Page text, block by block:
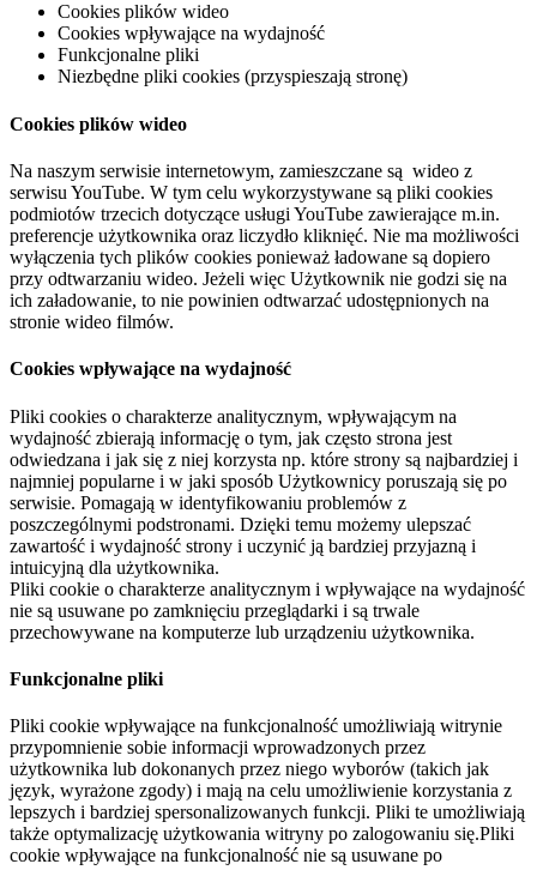
Cookies plików wideo
Cookies wpływające na wydajność
Funkcjonalne pliki
Niezbędne pliki cookies (przyspieszają stronę)
Cookies plików wideo
Na naszym serwisie internetowym, zamieszczane są wideo z
serwisu YouTube. W tym celu wykorzystywane są pliki cookies
podmiotów trzecich dotyczące usługi YouTube zawierające m.in.
preferencje użytkownika oraz liczydło kliknięć. Nie ma możliwości
wyłączenia tych plików cookies ponieważ ładowane są dopiero
przy odtwarzaniu wideo. Jeżeli więc Użytkownik nie godzi się na
ich załadowanie, to nie powinien odtwarzać udostępnionych na
stronie wideo filmów.
Cookies wpływające na wydajność
Pliki cookies o charakterze analitycznym, wpływającym na
wydajność zbierają informację o tym, jak często strona jest
odwiedzana i jak się z niej korzysta np. które strony są najbardziej i
najmniej popularne i w jaki sposób Użytkownicy poruszają się po
serwisie. Pomagają w identyfikowaniu problemów z
poszczególnymi podstronami. Dzięki temu możemy ulepszać
zawartość i wydajność strony i uczynić ją bardziej przyjazną i
intuicyjną dla użytkownika.
Pliki cookie o charakterze analitycznym i wpływające na wydajność
nie są usuwane po zamknięciu przeglądarki i są trwale
przechowywane na komputerze lub urządzeniu użytkownika.
Funkcjonalne pliki
Pliki cookie wpływające na funkcjonalność umożliwiają witrynie
przypomnienie sobie informacji wprowadzonych przez
użytkownika lub dokonanych przez niego wyborów (takich jak
język, wyrażone zgody) i mają na celu umożliwienie korzystania z
lepszych i bardziej spersonalizowanych funkcji. Pliki te umożliwiają
także optymalizację użytkowania witryny po zalogowaniu się.Pliki
cookie wpływające na funkcjonalność nie są usuwane po